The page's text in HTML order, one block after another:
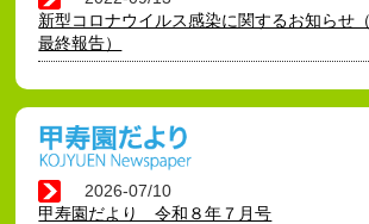
新型コロナウイルス感染に関するお知らせ
最終報告）
2026-07/10
甲寿園だより 令和８年７月号